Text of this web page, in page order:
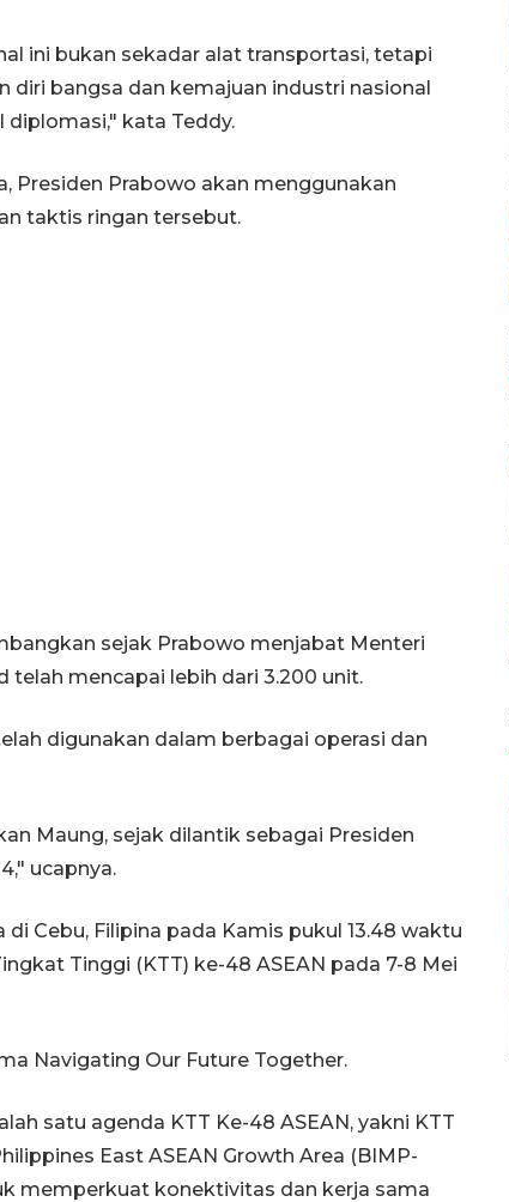
ini bukan sekadar alat transportasi, tetapi
diri bangsa dan kemajuan industri nasional
diplomasi," kata Teddy.
Presiden Prabowo akan menggunakan
taktis ringan tersebut.
sejak Prabowo menjabat Menteri
telah mencapai lebih dari 3.200 unit.
digunakan dalam berbagai operasi dan
Maung, sejak dilantik sebagai Presiden
ucapnya.
Cebu, Filipina pada Kamis pukul 13.48 waktu
Tinggi (KTT) ke-48 ASEAN pada 7-8 Mei
Navigating Our Future Together.
satu agenda KTT Ke-48 ASEAN, yakni KTT
East ASEAN Growth Area (BIMP-
memperkuat konektivitas dan kerja sama